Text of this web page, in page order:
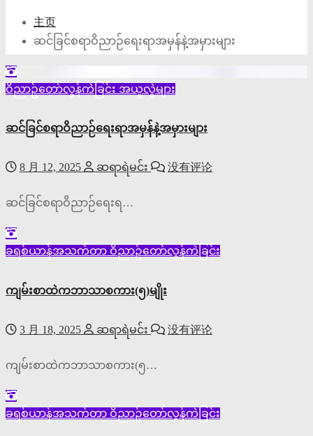
主页
ဆင်ခြင်စရာဝိညာဉ်ရေးရာအမှန်နဲ့အမှားများ
ဝိညာဥ်တော်လွန်ကဲခြင်း အယူလွဲများ
ဆင်ခြင်စရာဝိညာဉ်ရေးရာအမှန်နဲ့အမှားများ
8 月 12, 2025 ဆရာရဲမင်း 没有评论
ဆင်ခြင်စရာဝိညာဉ်ရေးရ…
ခရစ်ယာန်အသက်တာ ဝိညာဥ်တော်လွန်ကဲခြင်း
ကျမ်းစာထဲကဘာသာစကား(၅)မျိုး
3 月 18, 2025 ဆရာရဲမင်း 没有评论
ကျမ်းစာထဲကဘာသာစကား(၅…
ခရစ်ယာန်အသက်တာ ဝိညာဥ်တော်လွန်ကဲခြင်း